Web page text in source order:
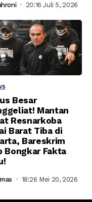
20:16 Juli 5, 2026
Besar
Mantan
Resnarkoba
Barat Tiba di
Bareskrim
Bongkar Fakta
18:26 Mei 20, 2026